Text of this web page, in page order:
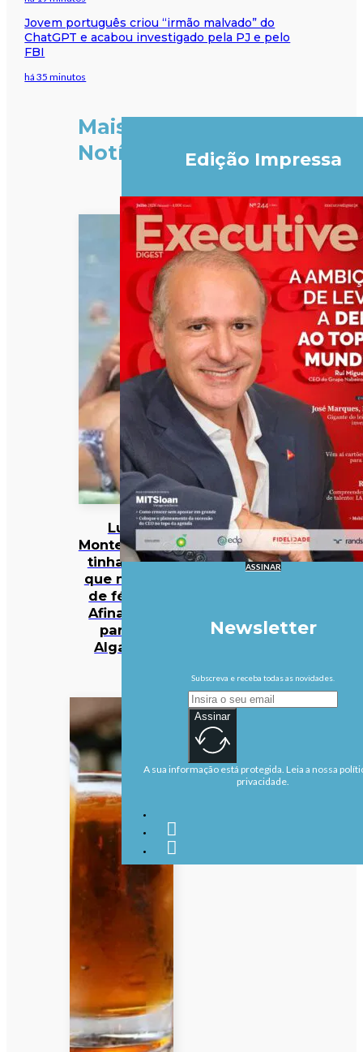
Jovem português criou “irmão malvado” do
ChatGPT e acabou investigado pela PJ e pelo
FBI
há 35 minutos
Mais
Notícias
Luís
Montenegro
tinha dito
que não ia
de férias.
Afinal, foi
para o
Algarve
Edição Impressa
ASSINAR
Newsletter
Subscreva e receba todas as novidades.
Assinar
A sua informação está protegida. Leia a nossa
privacidade.